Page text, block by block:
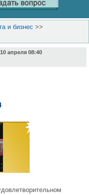
и бизнес >>
10 апреля 08:40